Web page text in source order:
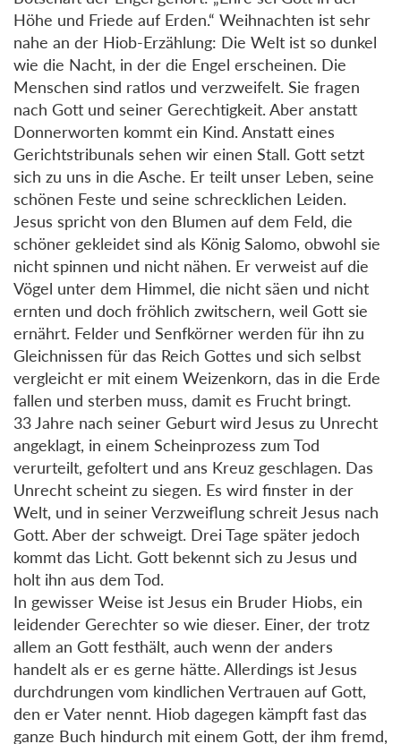
Höhe und Friede auf Erden.“ Weihnachten ist sehr
nahe an der Hiob-Erzählung: Die Welt ist so dunkel
wie die Nacht, in der die Engel erscheinen. Die
Menschen sind ratlos und verzweifelt. Sie fragen
nach Gott und seiner Gerechtigkeit. Aber anstatt
Donnerworten kommt ein Kind. Anstatt eines
Gerichtstribunals sehen wir einen Stall. Gott setzt
sich zu uns in die Asche. Er teilt unser Leben, seine
schönen Feste und seine schrecklichen Leiden.
Jesus spricht von den Blumen auf dem Feld, die
schöner gekleidet sind als König Salomo, obwohl sie
nicht spinnen und nicht nähen. Er verweist auf die
Vögel unter dem Himmel, die nicht säen und nicht
ernten und doch fröhlich zwitschern, weil Gott sie
ernährt. Felder und Senfkörner werden für ihn zu
Gleichnissen für das Reich Gottes und sich selbst
vergleicht er mit einem Weizenkorn, das in die Erde
fallen und sterben muss, damit es Frucht bringt.
33 Jahre nach seiner Geburt wird Jesus zu Unrecht
angeklagt, in einem Scheinprozess zum Tod
verurteilt, gefoltert und ans Kreuz geschlagen. Das
Unrecht scheint zu siegen. Es wird finster in der
Welt, und in seiner Verzweiflung schreit Jesus nach
Gott. Aber der schweigt. Drei Tage später jedoch
kommt das Licht. Gott bekennt sich zu Jesus und
holt ihn aus dem Tod.
In gewisser Weise ist Jesus ein Bruder Hiobs, ein
leidender Gerechter so wie dieser. Einer, der trotz
allem an Gott festhält, auch wenn der anders
handelt als er es gerne hätte. Allerdings ist Jesus
durchdrungen vom kindlichen Vertrauen auf Gott,
den er Vater nennt. Hiob dagegen kämpft fast das
ganze Buch hindurch mit einem Gott, der ihm fremd,